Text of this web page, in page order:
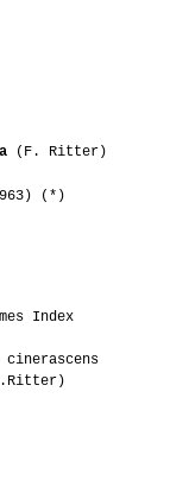
(F. Ritter)
(*)
Index
cinerascens